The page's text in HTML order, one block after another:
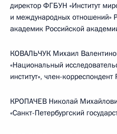
директор ФГБУН «Институт
и международных отношений»
академик Российской
КОВАЛЬЧУК Михаил
«Национальный
институт», член-
КРОПАЧЕВ Николай
«Санкт-Петербургский